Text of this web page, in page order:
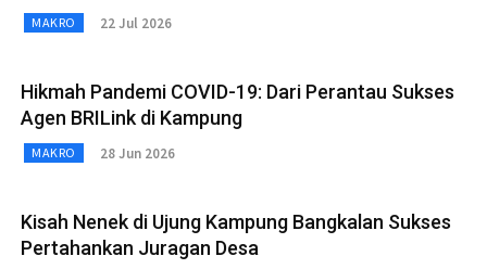
MAKRO 22 Jul 2026
Hikmah Pandemi COVID-19: Dari Perantau Sukses
Agen BRILink di Kampung
MAKRO 28 Jun 2026
Kisah Nenek di Ujung Kampung Bangkalan Sukses
Pertahankan Juragan Desa